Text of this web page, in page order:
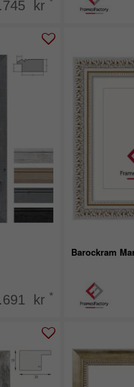
kr
kr *
Barockram